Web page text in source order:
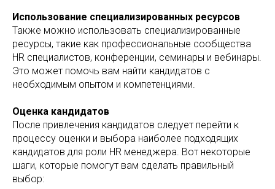
Использование специализированных ресурсов
Также можно использовать специализированные
ресурсы, такие как профессиональные сообщества
HR специалистов, конференции, семинары и вебинары.
Это может помочь вам найти кандидатов с
необходимым опытом и компетенциями.
Оценка кандидатов
После привлечения кандидатов следует перейти к
процессу оценки и выбора наиболее подходящих
кандидатов для роли HR менеджера. Вот некоторые
шаги, которые помогут вам сделать правильный
выбор: